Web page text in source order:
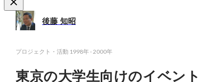
後藤 知昭
プロジェクト・活動 1998年-2000年
東京の大学生向けのイベント